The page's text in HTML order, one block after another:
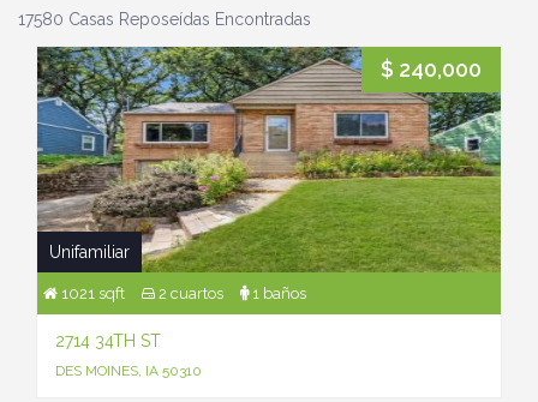
17580 Casas Reposeídas Encontradas
$ 240,000
Unifamiliar
1021 sqft 2 cuartos 1 baños
2714 34TH ST
DES MOINES, IA 50310